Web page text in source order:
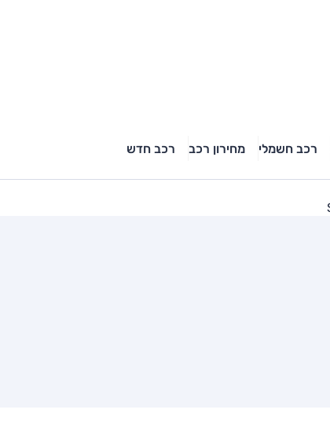
רכב חשמלי מחירון רכב רכב חדש